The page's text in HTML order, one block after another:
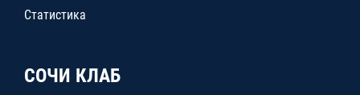
Статистика
СОЧИ КЛАБ